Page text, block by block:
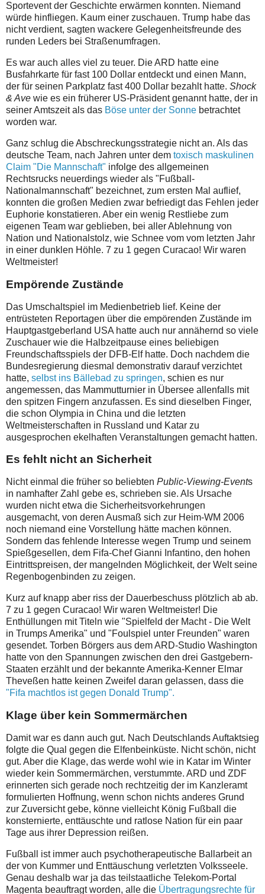
Sportevent der Geschichte erwärmen konnten. Niemand
würde hinfliegen. Kaum einer zuschauen. Trump habe das
nicht verdient, sagten wackere Gelegenheitsfreunde des
runden Leders bei Straßenumfragen.
Es war auch alles viel zu teuer. Die ARD hatte eine
Busfahrkarte für fast 100 Dollar entdeckt und einen Mann,
der für seinen Parkplatz fast 400 Dollar bezahlt hatte. Shock
& Ave wie es ein früherer US-Präsident genannt hatte, der in
seiner Amtszeit als das Böse unter der Sonne betrachtet
worden war.
Ganz schlug die Abschreckungsstrategie nicht an. Als das
deutsche Team, nach Jahren unter dem toxisch maskulinen
Claim "Die Mannschaft" infolge des allgemeinen
Rechtsrucks neuerdings wieder als "Fußball-
Nationalmannschaft" bezeichnet, zum ersten Mal auflief,
konnten die großen Medien zwar befriedigt das Fehlen jeder
Euphorie konstatieren. Aber ein wenig Restliebe zum
eigenen Team war geblieben, bei aller Ablehnung von
Nation und Nationalstolz, wie Schnee vom vom letzten Jahr
in einer dunklen Höhle. 7 zu 1 gegen Curacao! Wir waren
Weltmeister!
Empörende Zustände
Das Umschaltspiel im Medienbetrieb lief. Keine der
entrüsteten Reportagen über die empörenden Zustände im
Hauptgastgeberland USA hatte auch nur annähernd so viele
Zuschauer wie die Halbzeitpause eines beliebigen
Freundschaftsspiels der DFB-Elf hatte. Doch nachdem die
Bundesregierung diesmal demonstrativ darauf verzichtet
hatte, selbst ins Bällebad zu springen, schien es nur
angemessen, das Mammutturnier in Übersee allenfalls mit
den spitzen Fingern anzufassen. Es sind dieselben Finger,
die schon Olympia in China und die letzten
Weltmeisterschaften in Russland und Katar zu
ausgesprochen ekelhaften Veranstaltungen gemacht hatten.
Es fehlt nicht an Sicherheit
Nicht einmal die früher so beliebten Public-Viewing-Events
in namhafter Zahl gebe es, schrieben sie. Als Ursache
wurden nicht etwa die Sicherheitsvorkehrungen
ausgemacht, von deren Ausmaß sich zur Heim-WM 2006
noch niemand eine Vorstellung hätte machen können.
Sondern das fehlende Interesse wegen Trump und seinem
Spießgesellen, dem Fifa-Chef Gianni Infantino, den hohen
Eintrittspreisen, der mangelnden Möglichkeit, der Welt seine
Regenbogenbinden zu zeigen.
Kurz auf knapp aber riss der Dauerbeschuss plötzlich ab ab.
7 zu 1 gegen Curacao! Wir waren Weltmeister! Die
Enthüllungen mit Titeln wie "Spielfeld der Macht - Die Welt
in Trumps Amerika" und "Foulspiel unter Freunden" waren
gesendet. Torben Börgers aus dem ARD-Studio Washington
hatte von den Spannungen zwischen den drei Gastgebern-
Staaten erzählt und der bekannte Amerika-Kenner Elmar
Theveßen hatte keinen Zweifel daran gelassen, dass die
"Fifa machtlos ist gegen Donald Trump".
Klage über kein Sommermärchen
Damit war es dann auch gut. Nach Deutschlands Auftaktsieg
folgte die Qual gegen die Elfenbeinküste. Nicht schön, nicht
gut. Aber die Klage, das werde wohl wie in Katar im Winter
wieder kein Sommermärchen, verstummte. ARD und ZDF
erinnerten sich gerade noch rechtzeitig der im Kanzleramt
formulierten Hoffnung, wenn schon nichts anderes Grund
zur Zuversicht gebe, könne vielleicht König Fußball die
konsternierte, enttäuschte und ratlose Nation für ein paar
Tage aus ihrer Depression reißen.
Fußball ist immer auch psychotherapeutische Ballarbeit an
der von Kummer und Enttäuschung verletzten Volksseele.
Genau deshalb war ja das teilstaatliche Telekom-Portal
Magenta beauftragt worden, alle die Übertragungsrechte für